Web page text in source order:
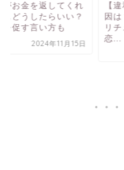
がお金を返してくれ
…どうしたらいい？
を促す言い方も
2024年11月15日
【
因
リ
恋...